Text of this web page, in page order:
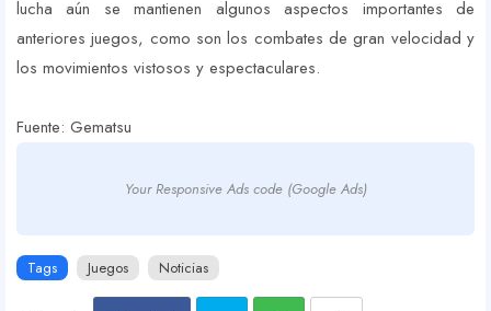
lucha aún se mantienen algunos aspectos importantes de
anteriores juegos, como son los combates de gran velocidad y
los movimientos vistosos y espectaculares.
Fuente: Gematsu
Your Responsive Ads code (Google Ads)
Tags Juegos Noticias